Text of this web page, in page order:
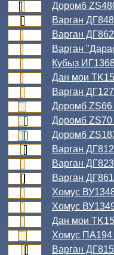
Доромб
Варган
Варган
Варган
Кубыз
Дан мои
Варган
Доромб ZS66
Доромб ZS70
Доромб
Варган
Варган
Варган
Хомус
Хомус
Дан мои
Хомус ПА194
Варган